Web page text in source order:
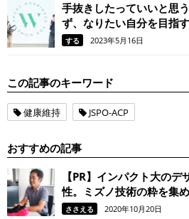
手抜きしたっていいと思
ず、なりたい自分を目指
（美容家 岡本静香）
する 2023年5月16日
この記事のキーワード
健康維持 JSPO-ACP
おすすめの記事
【PR】インパクト大の
性。ミズノ技術の粋を集
MIZUNO ENERZY」
ささえる 2020年10月20日